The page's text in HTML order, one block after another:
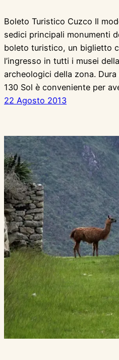
Boleto Turistico Cuzco Il
sedici principali monumenti
boleto turistico, un biglietto
l’ingresso in tutti i musei
archeologici della zona.
130 Sol è conveniente per
22 Agosto 2013